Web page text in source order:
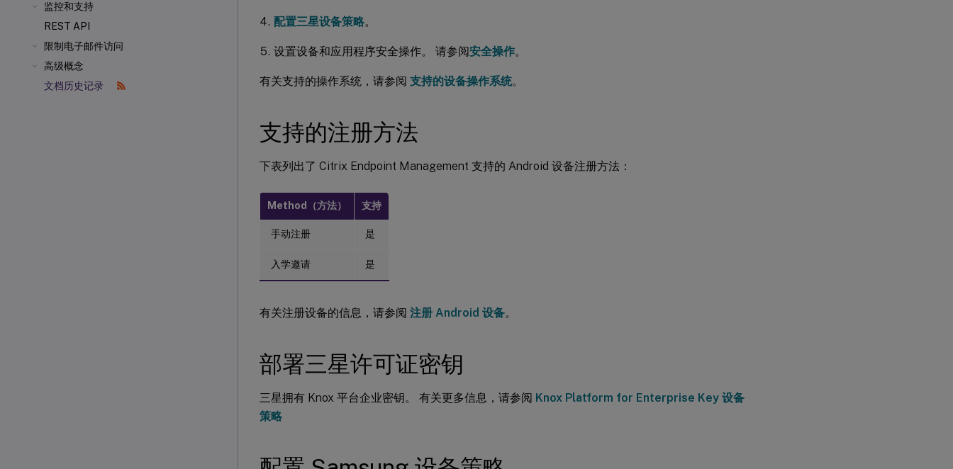
监控和支持
REST API
限制电子邮件访问
高级概念
文档历史记录
配置三星设备策略。
设置设备和应用程序安全操作。 请参阅安全操作。
有关支持的操作系统，请参阅 支持的设备操作系统。
支持的注册方法
下表列出了 Citrix Endpoint Management 支持的 Android 设备注册方法：
Method（方法） 支持
手动注册 是
入学邀请 是
有关注册设备的信息，请参阅 注册 Android 设备。
部署三星许可证密钥
三星拥有 Knox 平台企业密钥。 有关更多信息，请参阅 Knox Platform for Enterprise Key 设备
策略